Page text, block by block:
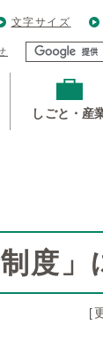
文字サイズ
しごと・産
度」
[